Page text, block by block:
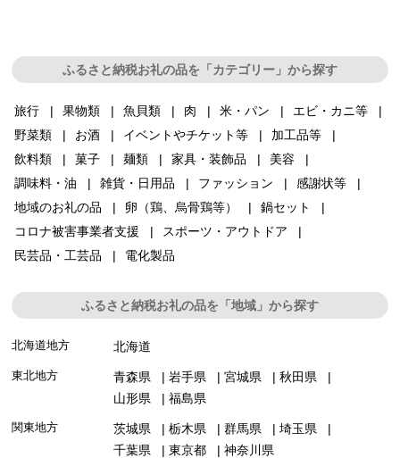
ふるさと納税お礼の品を「カテゴリー」から探す
旅行 果物類 魚貝類 肉 米・パン
エビ・カニ等
野菜類
お酒 イベントやチケット等
加工品等
飲料類
菓子 麺類 家具・装飾品
美容
調味料・油
雑貨・日用品 ファッション
感謝状等
地域のお礼の品
卵（鶏、烏骨鶏等）
鍋セット
コロナ被害事業者支援
スポーツ・アウトドア
民芸品・工芸品
電化製品
ふるさと納税お礼の品を「地域」から探す
北海道地方 北海道
東北地方 青森県 岩手県 宮城県
秋田県
山形県
福島県
関東地方 茨城県 栃木県 群馬県
埼玉県
千葉県
東京都 神奈川県